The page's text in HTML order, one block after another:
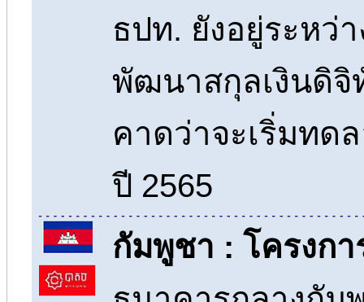
ธปท. ยังอยู่ระหว่
พัฒนาสกุลเงินดิจิ
คาดว่าจะเริ่มทด
ปี 2565
กัมพูชา : โครงก